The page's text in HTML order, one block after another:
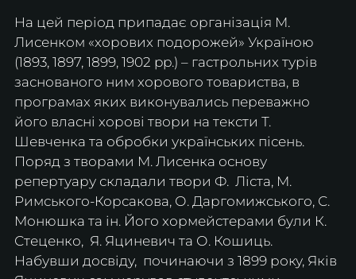
На цей період припадає організація М.
Лисенком «хорових подорожей» Україною
(1893, 1897, 1899, 1902 pp.) – гастрольних турів
заснованого ним хорового товариства, в
програмах яких виконувались переважно
його власні хорові твори на тексти Т.
Шевченка та обробки українських пісень.
Поряд з творами М. Лисенка основу
репертуару складали твори Ф.  Ліста, М.
Римського-Корсакова, О. Даргомижського, С.
Монюшка та ін. Його хормейстерами були К.
Стеценко,  Я. Яциневич та О. Кошиць.
Набувши досвіду,  починаючи з 1899 року, Яків